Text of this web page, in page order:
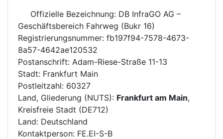
Offizielle Bezeichnung: DB InfraGO AG –
Geschäftsbereich Fahrweg (Bukr 16)
Registrierungsnummer: fb197f94-7578-4673-
8a57-4642ae120532
Postanschrift: Adam-Riese-Straße 11-13
Stadt: Frankfurt Main
Postleitzahl: 60327
Land, Gliederung (NUTS): Frankfurt am Main,
Kreisfreie Stadt (DE712)
Land: Deutschland
Kontaktperson: FE.EI-S-B